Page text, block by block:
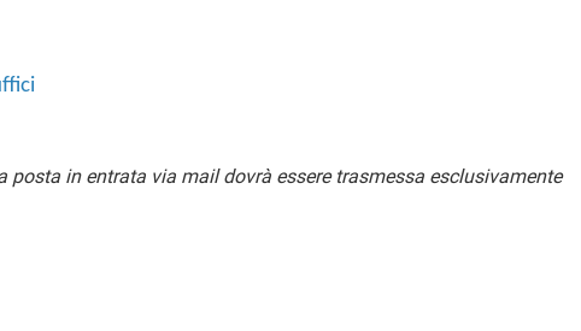
posta in entrata via mail dovrà essere trasmessa esclusivamente